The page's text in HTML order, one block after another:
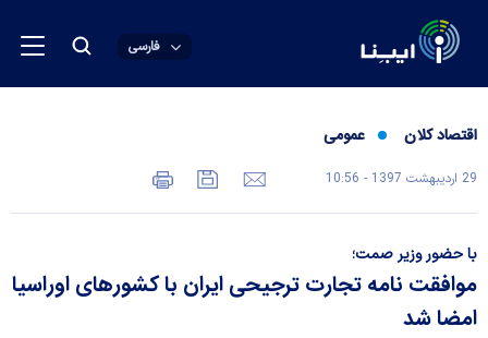
فارسی
اقتصاد کلان عمومی
29 ارديبهشت 1397 - 10:56
با حضور وزیر صمت؛
موافقت نامه تجارت ترجیحی ایران با کشورهای اوراسیا
امضا شد